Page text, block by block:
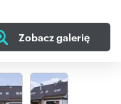
Zobacz galerię